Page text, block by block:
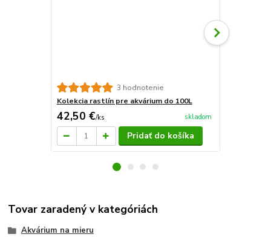
3 hodnotenie
Kolekcia rastlín pre akvárium do 100L
42,50 €/ks skladom
Pridať do košíka
Tovar zaradený v kategóriách
Akvárium na mieru